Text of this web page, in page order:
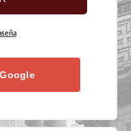
Google